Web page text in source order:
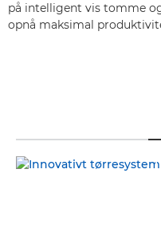
på intelligent vis tomme
opnå maksimal